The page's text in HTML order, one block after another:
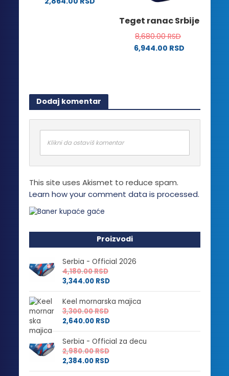
proizvoda.
biti
izabrane
na
stranici
proizvoda.
Teget ranac Srbije
8,680.00RSD
6,944.00 RSD
Dodaj komentar
Klikni da ostaviš komentar
This site uses Akismet to reduce spam.
Learn how your comment data is processed.
Proizvodi
Serbia - Official 2026
4,180.00RSD
3,344.00 RSD
Keel mornarska majica
3,300.00RSD
2,640.00 RSD
Serbia - Official za decu
2,980.00RSD
2,384.00 RSD